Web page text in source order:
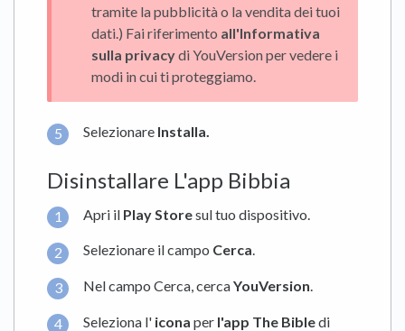
tramite la pubblicità o la vendita dei tuoi
dati.) Fai riferimento all'Informativa
sulla privacydi YouVersion per vedere i
modi in cui ti proteggiamo.
Selezionare Installa.
Disinstallare L'app Bibbia
Apri il Play Storesul tuo dispositivo.
Selezionare il campo Cerca.
Nel campo Cerca, cercaYouVersion.
Seleziona l' icona per l'app The Bibledi